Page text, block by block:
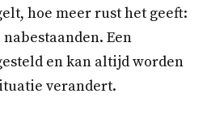
hoe meer rust het geeft:
Een
en kan altijd worden
verandert.